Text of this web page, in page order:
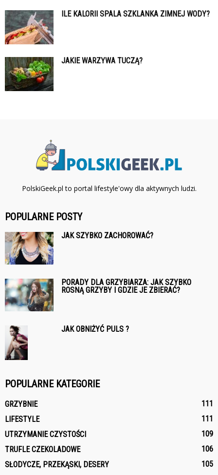
ILE KALORII SPALA SZKLANKA ZIMNEJ WODY?
JAKIE WARZYWA TUCZĄ?
PolskiGeek.pl to portal lifestyle'owy dla aktywnych ludzi.
POPULARNE POSTY
JAK SZYBKO ZACHOROWAĆ?
PORADY DLA GRZYBIARZA: JAK SZYBKO
ROSNĄ GRZYBY I GDZIE JE ZBIERAĆ?
JAK OBNIŻYĆ PULS ?
POPULARNE KATEGORIE
GRZYBNIE
111
LIFESTYLE
111
UTRZYMANIE CZYSTOŚCI
109
TRUFLE CZEKOLADOWE
106
SŁODYCZE, PRZEKĄSKI, DESERY
105